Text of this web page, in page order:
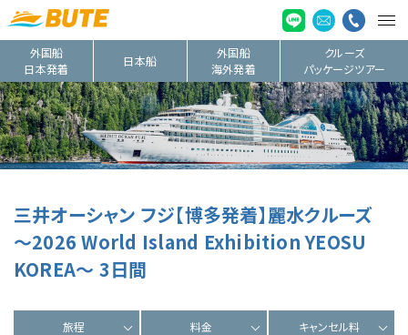
外国船
日本発着
日本船
外国船
海外発着
クルーズ
パッケージツアー
三井オーシャン フジ【博多発着】麗水クルーズ
～2026 World Island Exhibition YEOSU
KOREA～ 3日間
旅程 料金 キャンセル料